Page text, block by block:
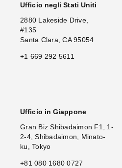
Ufficio negli Stati Uniti
2880 Lakeside Drive,
#135
Santa Clara, CA 95054
+1 669 292 5611
Ufficio in Giappone
Gran Biz Shibadaimon F1, 1-
2-4, Shibadaimon, Minato-
ku, Tokyo
+81 080 1680 0727